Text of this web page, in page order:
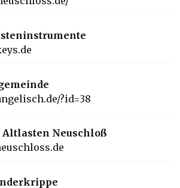
?id=38
Neuschloß